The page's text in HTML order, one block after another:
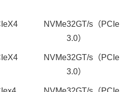
NVMe32GT/s（PCIe
3.0）
NVMe32GT/s（PCIe
3.0）